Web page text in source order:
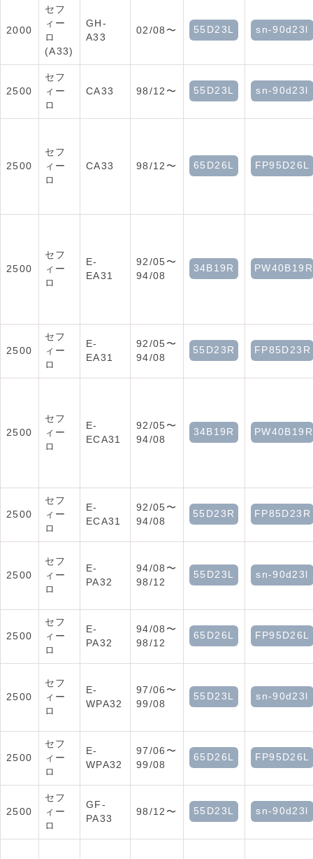
2000
セフ
ィー
ロ
(A33)
GH-
A33
02/08〜 55D23L sn-90d23l
2500
セフ
ィー
ロ
CA33 98/12〜 55D23L sn-90d23l
2500
セフ
ィー
ロ
CA33 98/12〜 65D26L FP95D26L
2500
セフ
ィー
ロ
E-
EA31
92/05〜
94/08
34B19R PW40B19R
2500
セフ
ィー
ロ
E-
EA31
92/05〜
94/08
55D23R FP85D23R
2500
セフ
ィー
ロ
E-
ECA31
92/05〜
94/08
34B19R PW40B19R
2500
セフ
ィー
ロ
E-
ECA31
92/05〜
94/08
55D23R FP85D23R
2500
セフ
ィー
ロ
E-
PA32
94/08〜
98/12
55D23L sn-90d23l
2500
セフ
ィー
ロ
E-
PA32
94/08〜
98/12
65D26L FP95D26L
2500
セフ
ィー
ロ
E-
WPA32
97/06〜
99/08
55D23L sn-90d23l
2500
セフ
ィー
ロ
E-
WPA32
97/06〜
99/08
65D26L FP95D26L
2500
セフ
ィー
ロ
GF-
PA33
98/12〜 55D23L sn-90d23l